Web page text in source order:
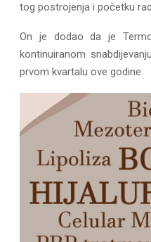
tog postrojenja i početku
On je dodao da je
kontinuiranom
prvom kvartalu ove godine.